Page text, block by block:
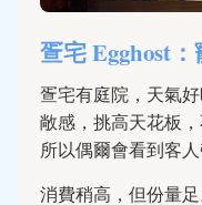
疍宅 Egghost
疍宅有庭院，天氣
敞感，挑高天花板
所以偶爾會看到客
消費稍高，但份量